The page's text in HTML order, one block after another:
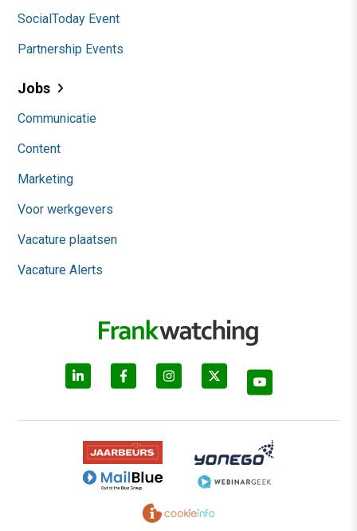
SocialToday Event
Partnership Events
Jobs
Communicatie
Content
Marketing
Voor werkgevers
Vacature plaatsen
Vacature Alerts